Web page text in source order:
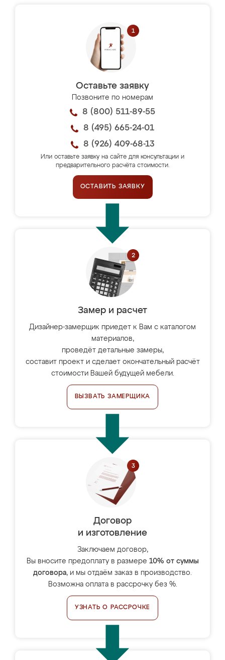
Оставьте заявку
Позвоните по номерам
8 (800) 511-89-55
8 (495) 665-24-01
8 (926) 409-68-13
Или оставьте заявку на сайте для консультации и
предварительного расчёта стоимости.
ОСТАВИТЬ ЗАЯВКУ
Замер и расчет
Дизайнер-замерщик приедет к Вам с каталогом
материалов,
проведёт детальные замеры,
составит проект и сделает окончательный расчёт
стоимости Вашей будущей мебели.
ВЫЗВАТЬ ЗАМЕРЩИКА
Договор
и изготовление
Заключаем договор,
Вы вносите предоплату в размере 10% от суммы
договора, и мы отдаём заказ в производство.
Возможна оплата в рассрочку без %.
УЗНАТЬ О РАССРОЧКЕ